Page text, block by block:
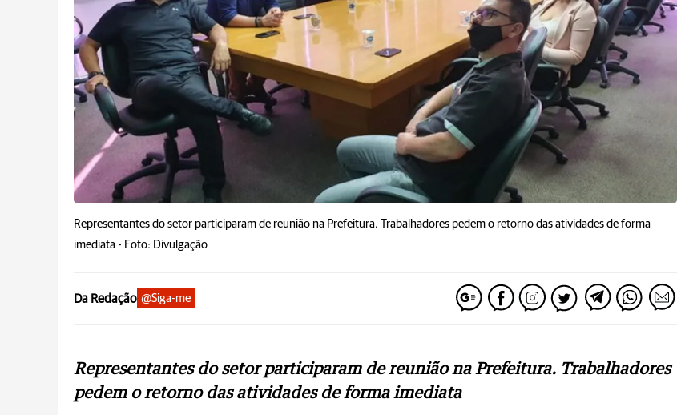
Representantes do setor participaram de reunião na Prefeitura. Trabalhadores pedem o retorno das atividades de forma
imediata - Foto: Divulgação
Da Redação @Siga-me
Representantes do setor participaram de reunião na Prefeitura. Trabalhadores
pedem o retorno das atividades de forma imediata